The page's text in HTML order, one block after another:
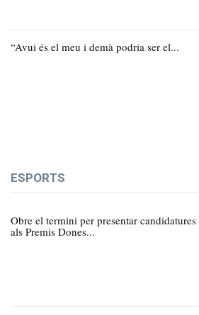
“Avui és el meu i demà podria ser el...
ESPORTS
Obre el termini per presentar candidatures
als Premis Dones...